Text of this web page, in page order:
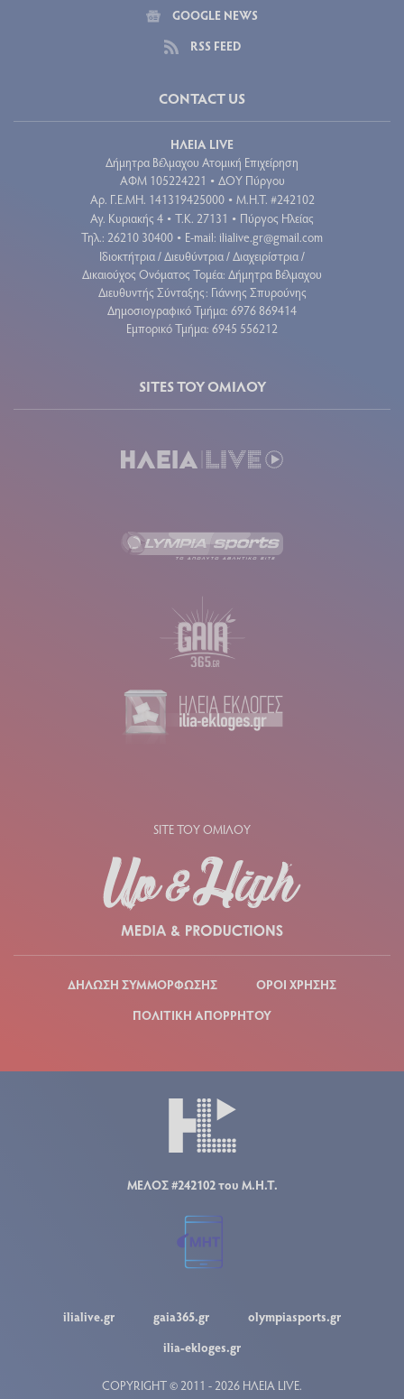
GOOGLE NEWS
RSS FEED
CONTACT US
ΗΛΕΙΑ LIVE
Δήμητρα Βέλμαχου Ατομική Επιχείρηση
ΑΦΜ 105224221 • ΔΟΥ Πύργου
Aρ. Γ.Ε.ΜΗ. 141319425000 • Μ.Η.Τ. #242102
Αγ. Κυριακής 4 • Τ.Κ. 27131 • Πύργος Ηλείας
Τηλ.: 26210 30400 • E-mail: ilialive.gr@gmail.com
Ιδιοκτήτρια / Διευθύντρια / Διαχειρίστρια /
Δικαιούχος Ονόματος Τομέα: Δήμητρα Βέλμαχου
Διευθυντής Σύνταξης: Γιάννης Σπυρούνης
Δημοσιογραφικό Τμήμα: 6976 869414
Εμπορικό Τμήμα: 6945 556212
SITES ΤΟΥ ΟΜΙΛΟΥ
SITE ΤΟΥ ΟΜΙΛΟΥ
ΔΗΛΩΣΗ ΣΥΜΜΟΡΦΩΣΗΣ
ΟΡΟΙ ΧΡΗΣΗΣ
ΠΟΛΙΤΙΚΗ ΑΠΟΡΡΗΤΟΥ
ΜΕΛΟΣ #242102 του Μ.Η.Τ.
ilialive.gr gaia365.gr
olympiasports.gr
ilia-ekloges.gr
COPYRIGHT © 2011 - 2026 ΗΛΕΙΑ LIVE.